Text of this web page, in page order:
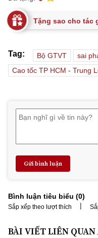
Tặng sao cho tác
Tag: Bộ GTVT sai
Cao tốc TP HCM - Trung
Gửi bình luận
Bình luận tiêu biểu (0)
Sắp xếp theo lượt thích |
BÀI VIẾT LIÊN QUAN